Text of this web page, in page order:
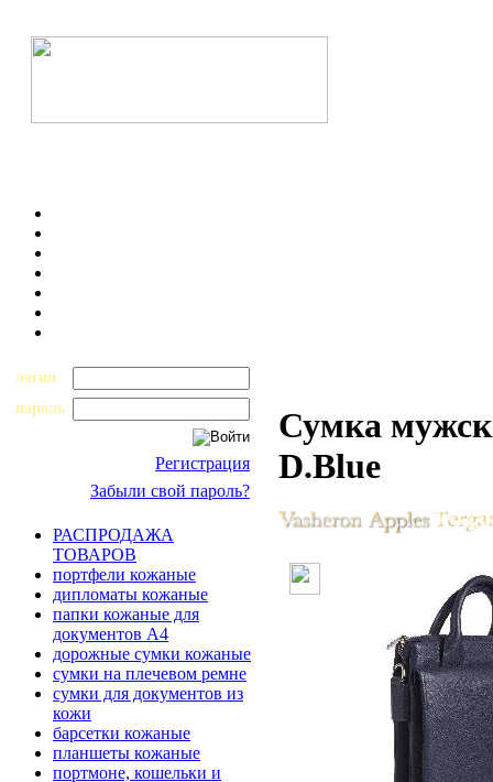
логин
пароль
Регистрация
Забыли свой пароль?
РАСПРОДАЖА
ТОВАРОВ
портфели кожаные
дипломаты кожаные
папки кожаные для
документов А4
дорожные сумки кожаные
сумки на плечевом ремне
сумки для документов из
кожи
барсетки кожаные
планшеты кожаные
портмоне, кошельки и
Сумка
D.Blue